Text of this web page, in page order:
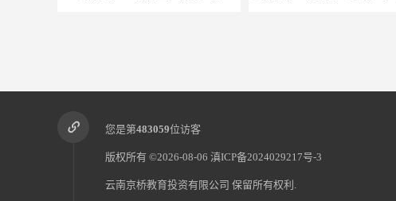
您是第483059位访客
版权所有 ©2026-08-06 滇ICP备2024029217号-3
云南京桥教育投资有限公司 保留所有权利.